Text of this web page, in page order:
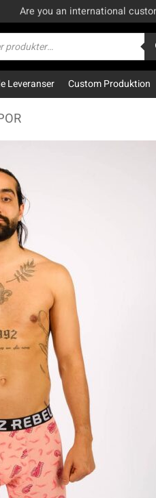
Are you an international
Leveranser Custom Produktion